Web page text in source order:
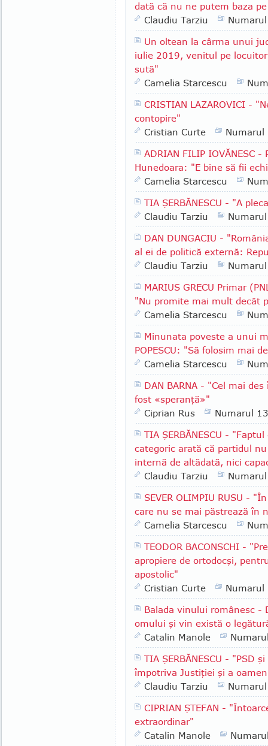
dată că nu ne putem baza
Claudiu Tarziu
Un oltean la cârma unui
iulie 2019, venitul pe
sută"
Camelia Starcescu
CRISTIAN LAZAROVICI -
contopire"
Cristian Curte
Numarul
ADRIAN FILIP IOVĂNESC
Hunedoara: "E bine să fii
Camelia Starcescu
TIA ŞERBĂNESCU - "A
Claudiu Tarziu
DAN DUNGACIU -
al ei de politică externă:
Claudiu Tarziu
MARIUS GRECU Primar
"Nu promite mai mult decât
Camelia Starcescu
Minunata poveste a unui
POPESCU: "Să folosim mai
Camelia Starcescu
DAN BARNA - "Cel mai
fost «speranţă»"
Ciprian Rus
Numarul
TIA ŞERBĂNESCU -
categoric arată că partidul
internă de altădată, nici
Claudiu Tarziu
SEVER OLIMPIU RUSU -
care nu se mai păstrează în
Camelia Starcescu
TEODOR BACONSCHI -
apropiere de ortodocşi,
apostolic"
Cristian Curte
Numarul
Balada vinului românesc
omului şi vin există o
Catalin Manole
TIA ŞERBĂNESCU - "PSD
împotriva Justiţiei şi a
Claudiu Tarziu
CIPRIAN ŞTEFAN -
extraordinar"
Catalin Manole